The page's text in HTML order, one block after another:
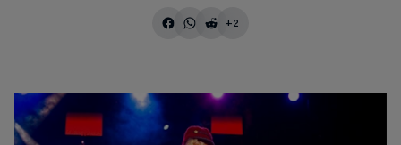
+2